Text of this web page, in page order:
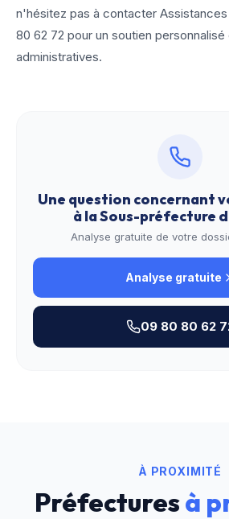
n'hésitez pas à contacter Assistances
80 62 72 pour un soutien
administratives.
Une question concernant
à laSous-préfecture
Analyse gratuite de votre
Analyse gratuite
09 80 80 62
À PROXIMITÉ
Préfecturesà